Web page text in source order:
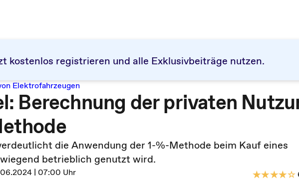
kostenlos registrieren und alle Exklusivbeiträge nutzen.
Elektrofahrzeugen
Berechnung der privaten
die Anwendung der 1-%-Methode beim Kauf eines
betrieblich genutzt wird.
| 07:00 Uhr